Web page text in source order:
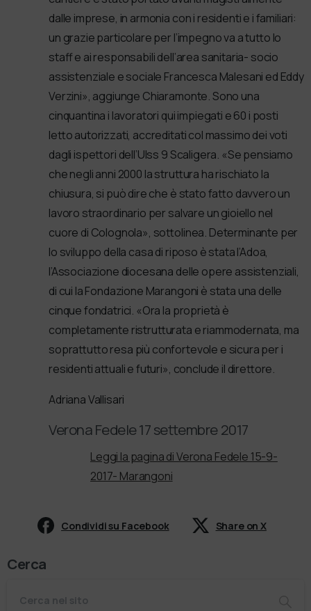
dalle imprese, in armonia con i residenti e i familiari:
un grazie particolare per l’impegno va a tutto lo
staff e ai responsabili dell’area sanitaria- socio
assistenziale e sociale Francesca Malesani ed Eddy
Verzini», aggiunge Chiaramonte. Sono una
cinquantina i lavoratori qui impiegati e 60 i posti
letto autorizzati, accreditati col massimo dei voti
dagli ispettori dell’Ulss 9 Scaligera. «Se pensiamo
che negli anni 2000 la struttura ha rischiato la
chiusura, si può dire che è stato fatto davvero un
lavoro straordinario per salvare un gioiello nel
cuore di Colognola», sottolinea. Determinante per
lo sviluppo della casa di riposo è stata l’Adoa,
l’Associazione diocesana delle opere assistenziali,
di cui la Fondazione Marangoni è stata una delle
cinque fondatrici. «Ora la proprietà è
completamente ristrutturata e riammodernata, ma
soprattutto resa più confortevole e sicura per i
residenti attuali e futuri», conclude il direttore.
Adriana Vallisari
Verona Fedele 17 settembre 2017
Leggi la pagina di Verona Fedele 15-9-
2017- Marangoni
Condividi su Facebook Share on X
Cerca